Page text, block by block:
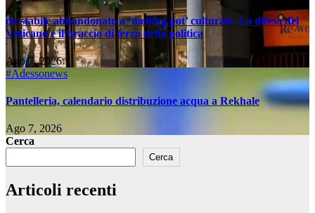
da stabile abbandonato a ‘melting pot’ culturale. La difesa del
Vaticano e il braccio di ferro della politica
Ago 7, 2026
#Adessonews
Pantelleria, calendario distribuzione acqua a Rekhale
Ago 7, 2026
Cerca
Cerca
Articoli recenti